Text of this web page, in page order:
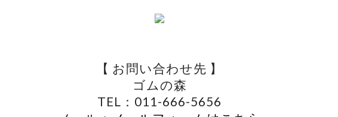
【 お問い合わせ先 】
ゴムの森
TEL：011-666-5656